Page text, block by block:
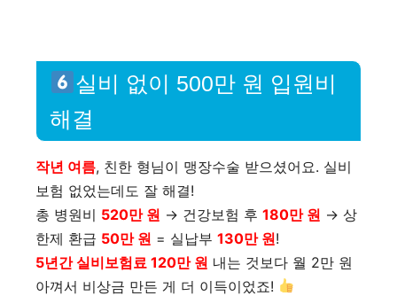
실비 없이 500만 원 입원비
해결
작년 여름, 친한 형님이 맹장수술 받으셨어요. 실비
보험 없었는데도 잘 해결!
총 병원비 520만 원 → 건강보험 후 180만 원 → 상
한제 환급 50만 원 = 실납부 130만 원!
5년간 실비보험료 120만 원 내는 것보다 월 2만 원
아껴서 비상금 만든 게 더 이득이었죠!